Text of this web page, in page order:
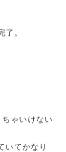
了。
ゃいけない
いてかなり